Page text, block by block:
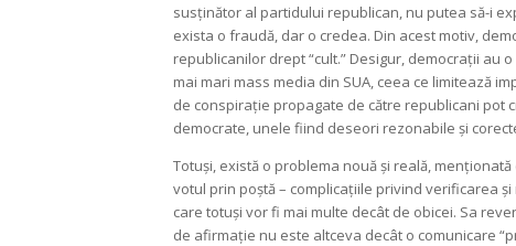
susținător al partidului republican, nu putea să-i
exista o fraudă, dar o credea. Din acest motiv,
republicanilor drept “cult.” Desigur, democrații au
mai mari mass media din SUA, ceea ce limitează
de conspirație propagate de către republicani pot
democrate, unele fiind deseori rezonabile și
Totuși, există o problema nouă și reală,
votul prin poștă – complicațiile privind verificarea
care totuși vor fi mai multe decât de obicei. Sa
de afirmație nu este altceva decât o comunicare